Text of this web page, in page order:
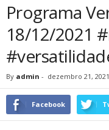
Programa
18/12/2021
By admin - dezembro 21, 2021
Facebook